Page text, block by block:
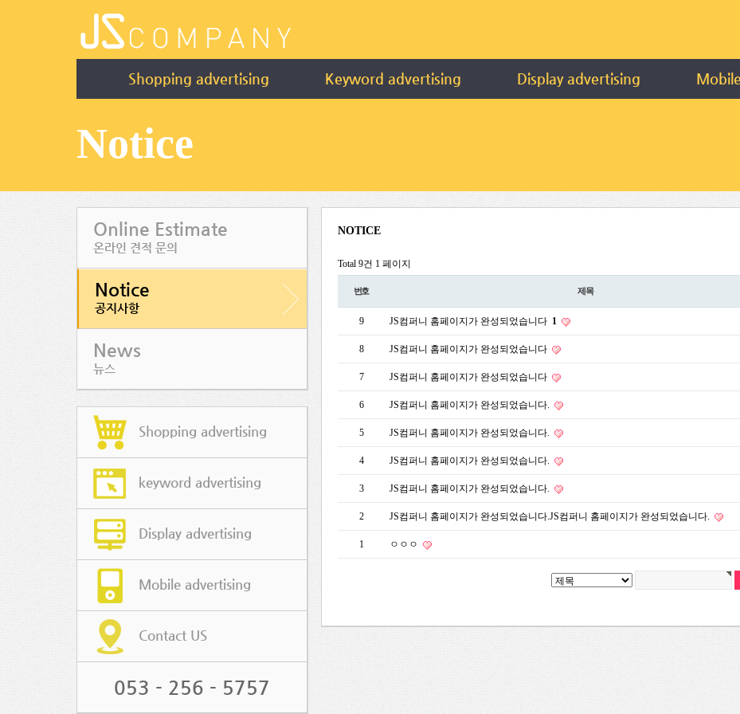
Shopping advertising Keyword advertising Display advertising
Notice
Online Estimate
온라인 견적 문의
Notice
공지사항
News
뉴스
Shopping advertising
keyword advertising
Display advertising
Mobile advertising
Contact US
053 - 256 - 5757
NOTICE
Total 9건 1 페이지
번호 제목
9 JS컴퍼니 홈페이지가 완성되었습니다 1
8 JS컴퍼니 홈페이지가 완성되었습니다
7 JS컴퍼니 홈페이지가 완성되었습니다
6 JS컴퍼니 홈페이지가 완성되었습니다.
5 JS컴퍼니 홈페이지가 완성되었습니다.
4 JS컴퍼니 홈페이지가 완성되었습니다.
3 JS컴퍼니 홈페이지가 완성되었습니다.
2 JS컴퍼니 홈페이지가 완성되었습니다.JS컴퍼니 홈페이지가 완성되었습니다.
1 ㅇㅇㅇ